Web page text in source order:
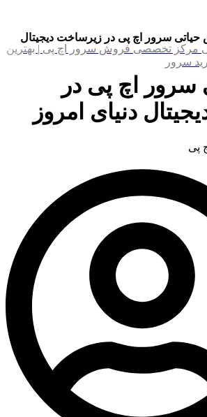
سرور اچ پی در زیرساخت‌ دیجیتال
اچ پی در
دنیای امروز